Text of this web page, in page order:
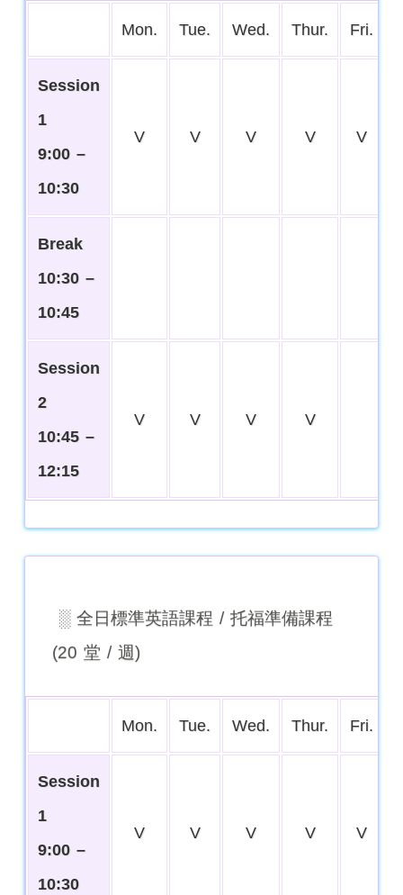
Mon. Tue. Wed. Thur. Fri.
Session
1
9:00 –
10:30
V V V V V
Break
10:30 –
10:45
Session
2
10:45 –
12:15
V V V V
░ 全日標準英語課程 / 托福準備課程
(20 堂 / 週)
Mon. Tue. Wed. Thur. Fri.
Session
1
9:00 –
10:30
V V V V V